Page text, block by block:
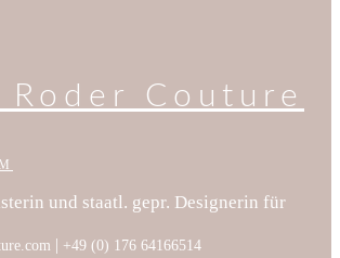
Roder Couture
und staatl. gepr. Designerin für
| +49 (0) 176 64166514